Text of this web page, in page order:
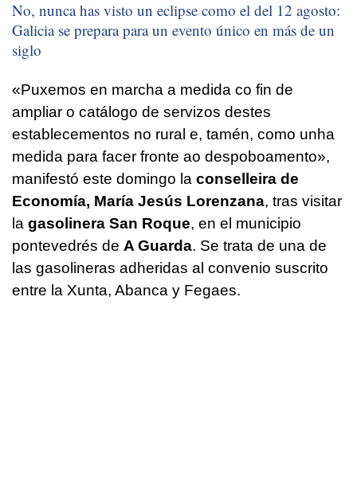
No, nunca has visto un eclipse como el del 12 agosto:
Galicia se prepara para un evento único en más de un
siglo
«Puxemos en marcha a medida co fin de
ampliar o catálogo de servizos destes
establecementos no rural e, tamén, como unha
medida para facer fronte ao despoboamento»,
manifestó este domingo la conselleira de
Economía, María Jesús Lorenzana, tras visitar
la gasolinera San Roque, en el municipio
pontevedrés de A Guarda. Se trata de una de
las gasolineras adheridas al convenio suscrito
entre la Xunta, Abanca y Fegaes.